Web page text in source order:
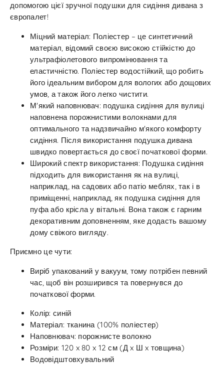
допомогою цієї зручної подушки для сидіння дивана з
європалет!
Міцний матеріал: Поліестер – це синтетичний
матеріал, відомий своєю високою стійкістю до
ультрафіолетового випромінювання та
еластичністю. Поліестер водостійкий, що робить
його ідеальним вибором для вологих або дощових
умов, а також його легко чистити.
М'який наповнювач: подушка сидіння для вулиці
наповнена порожнистими волокнами для
оптимального та надзвичайно м'якого комфорту
сидіння. Після використання подушка дивана
швидко повертається до своєї початкової форми.
Широкий спектр використання: Подушка сидіння
підходить для використання як на вулиці,
наприклад, на садових або патіо меблях, так і в
приміщенні, наприклад, як подушка сидіння для
пуфа або крісла у вітальні. Вона також є гарним
декоративним доповненням, яке додасть вашому
дому свіжого вигляду.
Приємно це чути:
Виріб упакований у вакуум, тому потрібен певний
час, щоб він розширився та повернувся до
початкової форми.
Колір: синій
Матеріал: тканина (100% поліестер)
Наповнювач: порожнисте волокно
Розміри: 120 x 80 x 12 см (Д x Ш x товщина)
Водовідштовхувальний